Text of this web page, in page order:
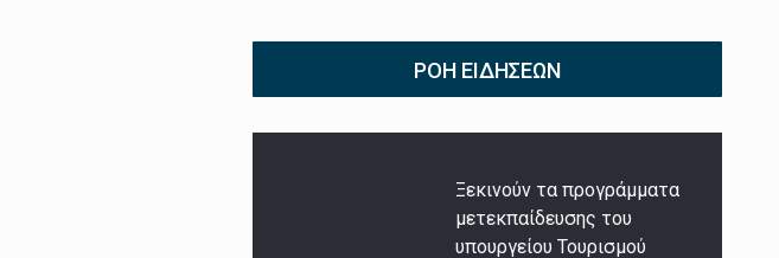
ΡΟΉ ΕΙΔΉΣΕΩΝ
Ξεκινούν τα προγράμματα
μετεκπαίδευσης του
υπουργείου Τουρισμού